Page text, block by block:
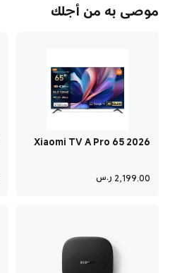
موصى به من أجلك
Xiaomi TV A Pro 65 2026
2,199.00 ر.س